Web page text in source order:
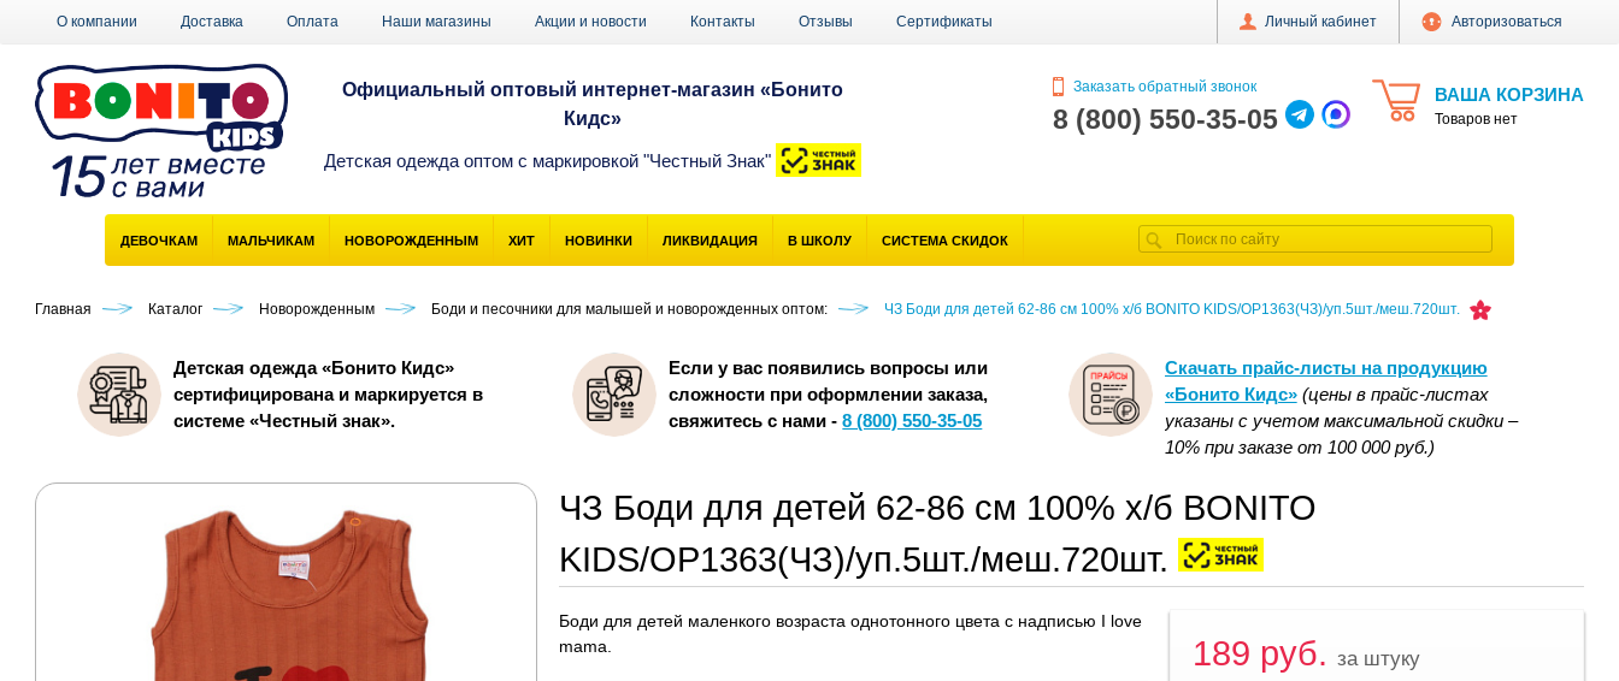
Личный кабинет Авторизоваться
О компании Доставка Оплата Наши магазины Акции и новости Контакты Отзывы Сертификаты
ВАША КОРЗИНА
Товаров нет
Заказать обратный звонок
8 (800) 550-35-05
Официальный оптовый интернет-магазин «Бонито
Кидс»
Детская одежда оптом с маркировкой "Честный Знак"
ДЕВОЧКАМ МАЛЬЧИКАМ НОВОРОЖДЕННЫМ ХИТ НОВИНКИ ЛИКВИДАЦИЯ В ШКОЛУ СИСТЕМА СКИДОК
Главная Каталог Новорожденным Боди и песочники для малышей и новорожденных оптом: ЧЗ Боди для детей 62-86 см 100% х/б BONITO KIDS/OP1363(ЧЗ)/уп.5шт./меш.720шт.
Детская одежда «Бонито Кидс»
сертифицирована и маркируется в
системе «Честный знак».
Если у вас появились вопросы или
сложности при оформлении заказа,
свяжитесь с нами -8 (800) 550-35-05
Скачать прайс-листы на продукцию
«Бонито Кидс» (цены в прайс-листах
указаны с учетом максимальной скидки –
10% при заказе от 100 000 руб.)
ЧЗ Боди для детей 62-86 см 100% х/б BONITO
KIDS/OP1363(ЧЗ)/уп.5шт./меш.720шт.
Боди для детей маленкого возраста однотонного цвета с надписью I love
mama.
189 руб. за штуку